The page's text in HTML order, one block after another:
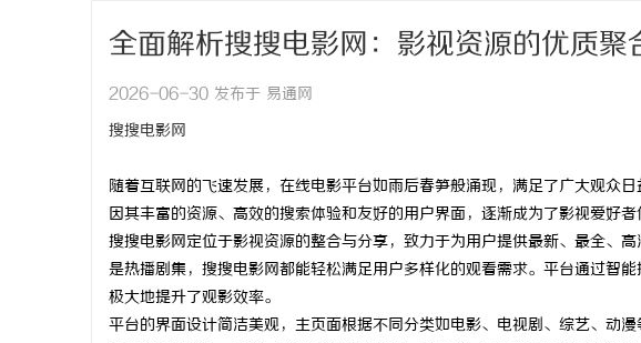
全面解析搜搜电影网：影视资源的优质聚
2026-06-30 发布于 易通网
搜搜电影网
随着互联网的飞速发展，在线电影平台如雨后春笋般涌现，满足了广大观众
因其丰富的资源、高效的搜索体验和友好的用户界面，逐渐成为了影视爱好者
搜搜电影网定位于影视资源的整合与分享，致力于为用户提供最新、最全、
是热播剧集，搜搜电影网都能轻松满足用户多样化的观看需求。平台通过智
极大地提升了观影效率。
平台的界面设计简洁美观，主页面根据不同分类如电影、电视剧、综艺、动